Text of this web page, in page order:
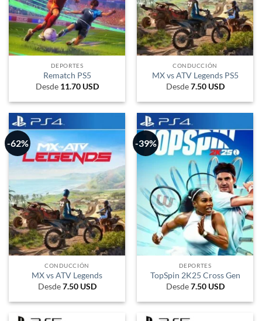
DEPORTES
Rematch PS5
Desde 11.70 USD
CONDUCCIÓN
MX vs ATV Legends PS5
Desde7.50 USD
-62%
CONDUCCIÓN
MX vs ATV Legends
Desde7.50 USD
-39%
DEPORTES
TopSpin 2K25 Cross Gen
Desde7.50 USD